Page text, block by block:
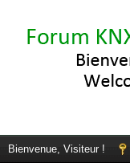
Bienvenue, Visiteur !